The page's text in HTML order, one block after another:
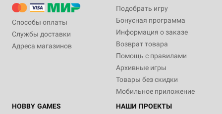
Способы оплаты
Службы доставки
Адреса магазинов
Подобрать игру
Бонусная программа
Информация о заказе
Возврат товара
Помощь с правилами
Архивные игры
Товары без скидки
Мобильное приложение
HOBBY GAMES
НАШИ ПРОЕКТЫ